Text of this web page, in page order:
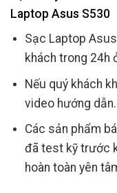
Laptop Asus S530
Sạc Laptop
khách trong 24h
Nếu quý khách
video hướng dẫn.
Các sản phẩm
đã test kỹ trước
hoàn toàn yên